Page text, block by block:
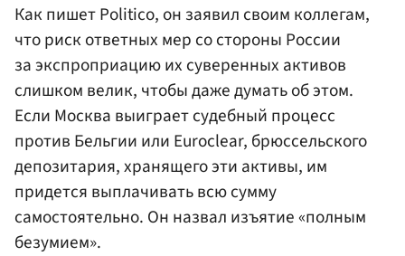
Как пишет Politico, он заявил своим коллегам,
что риск ответных мер со стороны России
за экспроприацию их суверенных активов
слишком велик, чтобы даже думать об этом.
Если Москва выиграет судебный процесс
против Бельгии или Euroclear, брюссельского
депозитария, хранящего эти активы, им
придется выплачивать всю сумму
самостоятельно. Он назвал изъятие «полным
безумием».